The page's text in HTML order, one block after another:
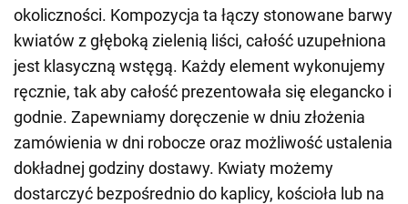
okoliczności. Kompozycja ta łączy stonowane barwy
kwiatów z głęboką zielenią liści, całość uzupełniona
jest klasyczną wstęgą. Każdy element wykonujemy
ręcznie, tak aby całość prezentowała się elegancko i
godnie. Zapewniamy doręczenie w dniu złożenia
zamówienia w dni robocze oraz możliwość ustalenia
dokładnej godziny dostawy. Kwiaty możemy
dostarczyć bezpośrednio do kaplicy, kościoła lub na